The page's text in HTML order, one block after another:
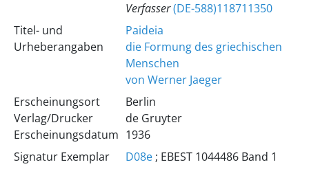
Verfasser(DE-588)118711350
Titel- und
Urheberangaben
Paideia
die Formung des griechischen
Menschen
von Werner Jaeger
Erscheinungsort
Verlag/Drucker
Erscheinungsdatum
Berlin
de Gruyter
1936
Signatur Exemplar
D08e; EBEST 1044486 Band 1